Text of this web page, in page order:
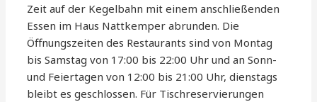
Zeit auf der Kegelbahn mit einem anschließenden
Essen im Haus Nattkemper abrunden. Die
Öffnungszeiten des Restaurants sind von Montag
bis Samstag von 17:00 bis 22:00 Uhr und an Sonn-
und Feiertagen von 12:00 bis 21:00 Uhr, dienstags
bleibt es geschlossen. Für Tischreservierungen